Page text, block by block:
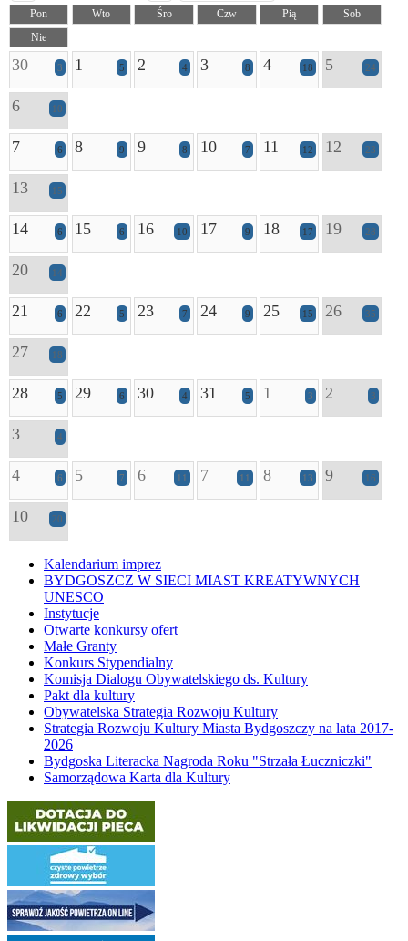
Pon Wto Śro Czw Pią
Sob
Nie
30 3 1 5 2 4 3 8 4 18 5 24
6 10
7 6 8 9 9 8 10 7 11 12 12 23
13 15
14 6 15 6 16 10 17 9 18 17 19 28
20 14
21 6 22 5 23 7 24 9 25 15 26 35
27 18
28 5 29 6 30 4 31 5 1 3 2 3
3 4
4 6 5 7 6 11 7 11 8 13 9 16
10 20
Kalendarium imprez
BYDGOSZCZ W SIECI MIAST KREATYWNYCH
UNESCO
Instytucje
Otwarte konkursy ofert
Małe Granty
Konkurs Stypendialny
Komisja Dialogu Obywatelskiego ds. Kultury
Pakt dla kultury
Obywatelska Strategia Rozwoju Kultury
Strategia Rozwoju Kultury Miasta Bydgoszczy na lata 2017-
2026
Bydgoska Literacka Nagroda Roku "Strzała Łuczniczki"
Samorządowa Karta dla Kultury